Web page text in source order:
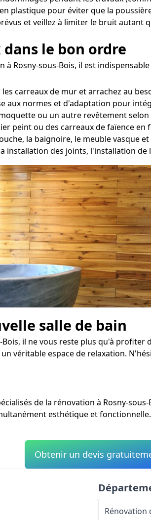
plastique pour éviter que la
et veillez à limiter le bruit autant
le bon ordre
Rosny-sous-Bois, il est
carreaux de mur et arrachez au
aux normes et d'adaptation pour
ou un autre revêtement
peint ou des carreaux de faïence
la baignoire, le meuble vasque
installation des joints, l'installation
salle de bain
il ne vous reste plus qu'à profiter
véritable espace de relaxation.
de la rénovation à Rosny-
esthétique et fonctionnelle.
Obtenir un devis
Rénovation